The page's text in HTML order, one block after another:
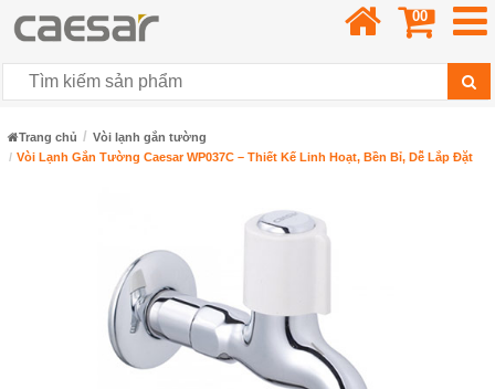
00
Trang chủ
Vòi lạnh gắn tường
Vòi Lạnh Gắn Tường Caesar WP037C – Thiết Kế Linh Hoạt, Bền Bỉ, Dễ Lắp Đặt